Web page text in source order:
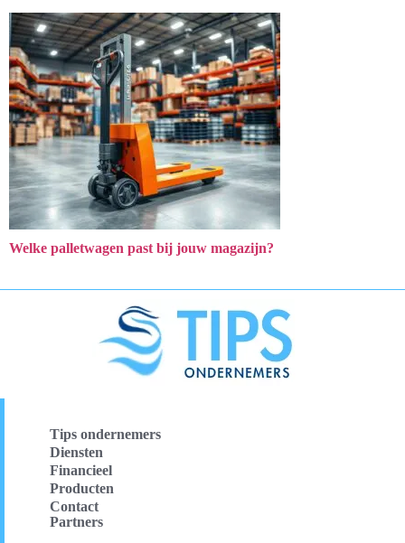
Welke palletwagen past bij jouw magazijn?
Tips ondernemers
Diensten
Financieel
Producten
Contact
Partners